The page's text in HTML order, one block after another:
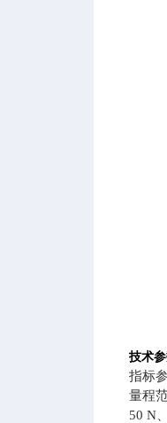
技术
指标
量程
50 N